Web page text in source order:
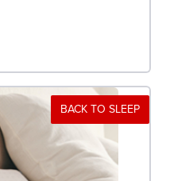
BACK TO SLEEP